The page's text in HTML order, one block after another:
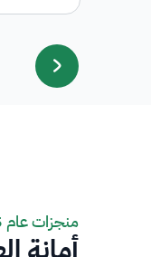
منجزات عام 2025